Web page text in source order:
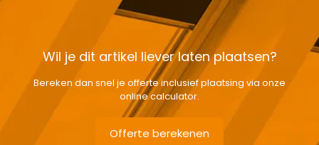
Wil je dit artikel liever laten plaatsen?
Bereken dan snel je offerte inclusief plaatsing via onze
online calculator.
Offerte berekenen